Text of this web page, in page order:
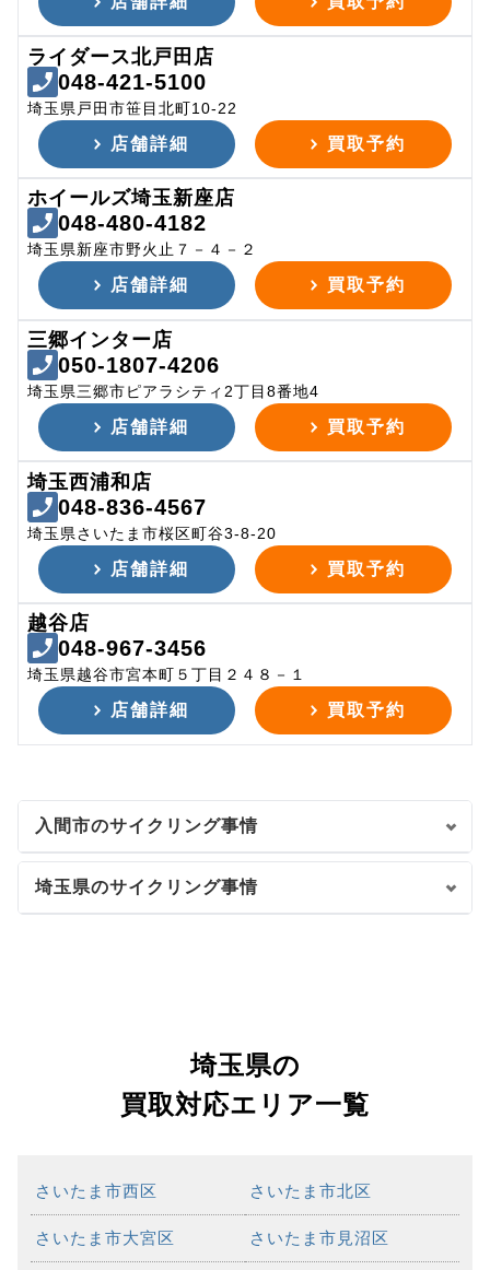
ライダース北戸田店
048-421-5100
埼玉県戸田市笹目北町10-22
店舗詳細 買取予約
ホイールズ埼玉新座店
048-480-4182
埼玉県新座市野火止７－４－２
店舗詳細 買取予約
三郷インター店
050-1807-4206
埼玉県三郷市ピアラシティ2丁目8番地4
店舗詳細 買取予約
埼玉西浦和店
048-836-4567
埼玉県さいたま市桜区町谷3-8-20
店舗詳細 買取予約
越谷店
048-967-3456
埼玉県越谷市宮本町５丁目２４８－１
店舗詳細 買取予約
入間市のサイクリング事情
埼玉県のサイクリング事情
埼玉県の
買取対応エリア一覧
さいたま市西区 さいたま市北区
さいたま市大宮区 さいたま市見沼区